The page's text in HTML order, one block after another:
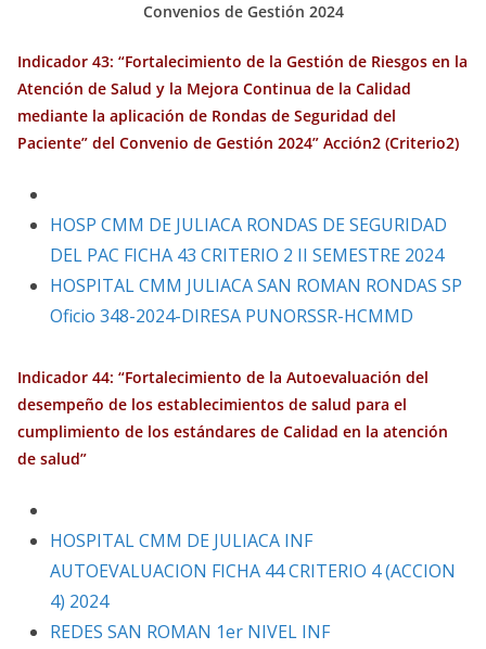
Convenios de Gestión 2024
Indicador 43: “Fortalecimiento de la Gestión de Riesgos en la
Atención de Salud y la Mejora Continua de la Calidad
mediante la aplicación de Rondas de Seguridad del
Paciente” del Convenio de Gestión 2024” Acción2 (Criterio2)
HOSP CMM DE JULIACA RONDAS DE SEGURIDAD
DEL PAC FICHA 43 CRITERIO 2 II SEMESTRE 2024
HOSPITAL CMM JULIACA SAN ROMAN RONDAS SP
Oficio 348-2024-DIRESA PUNORSSR-HCMMD
Indicador 44: “Fortalecimiento de la Autoevaluación del
desempeño de los establecimientos de salud para el
cumplimiento de los estándares de Calidad en la atención
de salud”
HOSPITAL CMM DE JULIACA INF
AUTOEVALUACION FICHA 44 CRITERIO 4 (ACCION
4) 2024
REDES SAN ROMAN 1er NIVEL INF